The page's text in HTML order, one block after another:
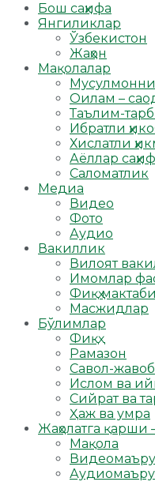
Бош саҳифа
Янгиликлар
Ўзбекистон
Жаҳон
Мақолалар
Оилам –
Таълим-
Ибратли
Хислатли
Аёллар
Саломатлик
Медиа
Видео
Фото
Аудио
Вакиллик
Вилоят
Имомлар
Фиқҳ мактаби
Масжидлар
Бўлимлар
Фиқҳ
Рамазон
Савол-жавоб
Ислом ва
Сийрат ва
Ҳаж ва умра
Жаҳолатга қарши
Мақола